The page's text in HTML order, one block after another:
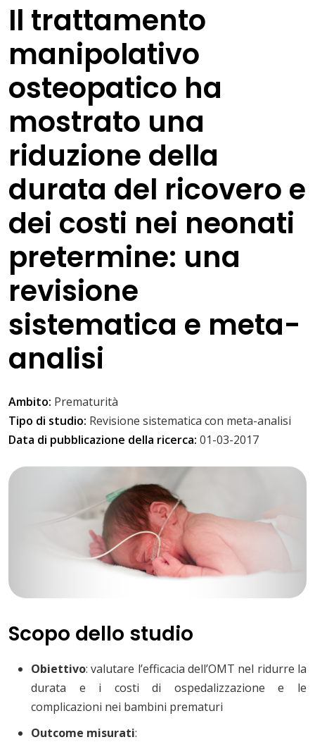
Il trattamento
manipolativo
osteopatico ha
mostrato una
riduzione della
durata del ricovero e
dei costi nei neonati
pretermine: una
revisione
sistematica e meta-
analisi
Ambito: Prematurità
Tipo di studio: Revisione sistematica con meta-analisi
Data di pubblicazione della ricerca: 01-03-2017
Scopo dello studio
Obiettivo: valutare l’efficacia dell’OMT nel ridurre la
durata e i costi di ospedalizzazione e le
complicazioni nei bambini prematuri
Outcome misurati: